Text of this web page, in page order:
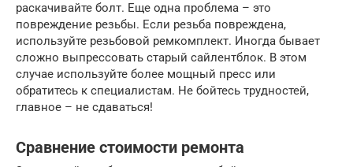
раскачивайте болт. Еще одна проблема – это
повреждение резьбы. Если резьба повреждена,
используйте резьбовой ремкомплект. Иногда бывает
сложно выпрессовать старый сайлентблок. В этом
случае используйте более мощный пресс или
обратитесь к специалистам. Не бойтесь трудностей,
главное – не сдаваться!
Сравнение стоимости ремонта